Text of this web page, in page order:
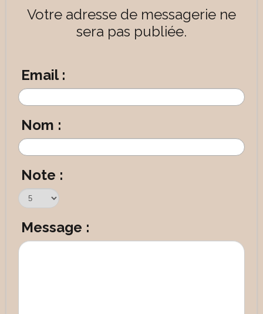
Votre adresse de messagerie ne
sera pas publiée.
Email :
Nom :
Note :
Message :